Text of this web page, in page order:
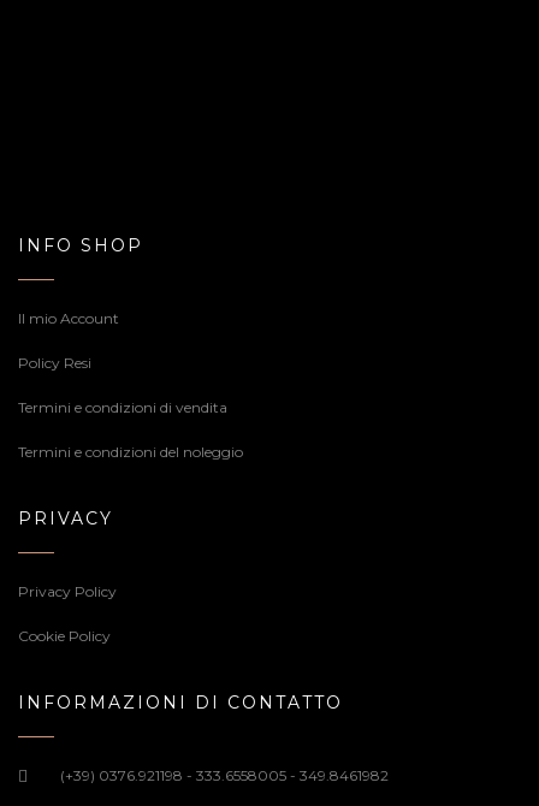
INFO SHOP
Il mio Account
Policy Resi
Termini e condizioni di vendita
Termini e condizioni del noleggio
PRIVACY
Privacy Policy
Cookie Policy
INFORMAZIONI DI CONTATTO
(+39) 0376.921198 - 333.6558005 - 349.8461982